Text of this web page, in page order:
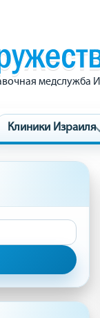
медслужба
Клиники Израиля